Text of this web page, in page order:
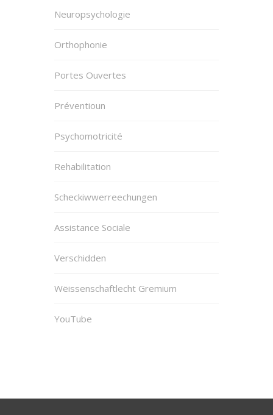
Neuropsychologie
Orthophonie
Portes Ouvertes
Préventioun
Psychomotricité
Rehabilitation
Scheckiwwerreechungen
Assistance Sociale
Verschidden
Wëissenschaftlecht Gremium
YouTube